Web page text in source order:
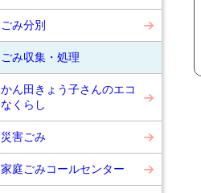
ごみ分別
ごみ収集・処理
かん田きょう子さんのエコ
なくらし
災害ごみ
家庭ごみコールセンター